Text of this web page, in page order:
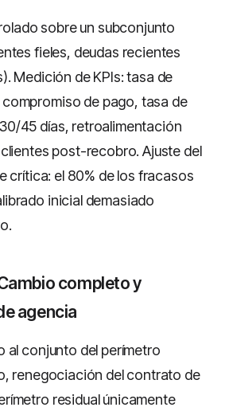
sobre un subconjunto
fieles, deudas recientes
Medición de KPIs: tasa de
de pago, tasa de
45 días, retroalimentación
post-recobro. Ajuste del
crítica: el 80% de los fracasos
inicial demasiado
completo y
agencia
al conjunto del perímetro
renegociación del contrato de
residual únicamente